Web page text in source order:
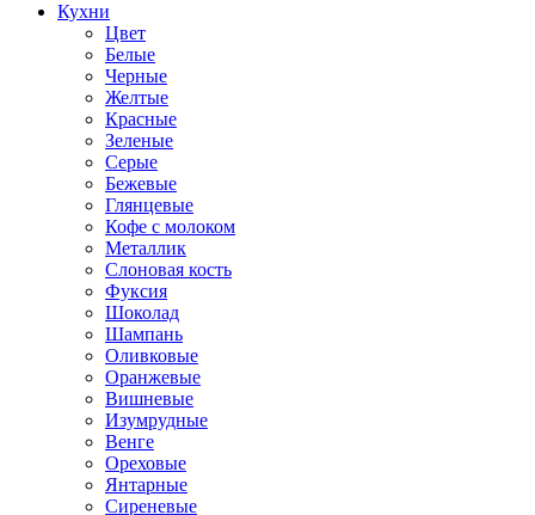
Кухни
Цвет
Белые
Черные
Желтые
Красные
Зеленые
Серые
Бежевые
Глянцевые
Кофе с молоком
Металлик
Слоновая кость
Фуксия
Шоколад
Шампань
Оливковые
Оранжевые
Вишневые
Изумрудные
Венге
Ореховые
Янтарные
Сиреневые